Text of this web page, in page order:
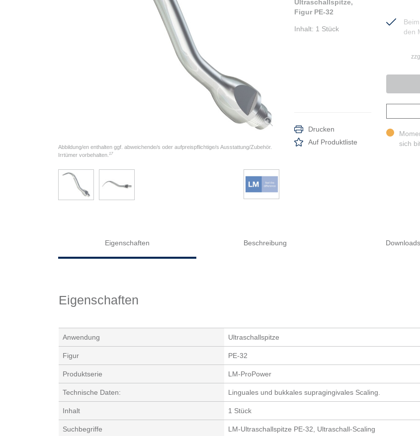
Abbildung/en enthalten ggf. abweichende/s oder aufpreispflichtige/s Ausstattung/Zubehör.
Irrtümer vorbehalten. 17
den
Ultraschallspitze,
Figur PE-32
Inhalt: 1 Stück
Drucken
Auf Produktliste
sich
Eigenschaften Beschreibung Downloads
Eigenschaften
Anwendung Ultraschallspitze
Figur PE-32
Produktserie LM-ProPower
Technische Daten: Linguales und bukkales supragingivales Scaling.
Inhalt 1 Stück
Suchbegriffe LM-Ultraschallspitze PE-32, Ultraschall-Scaling